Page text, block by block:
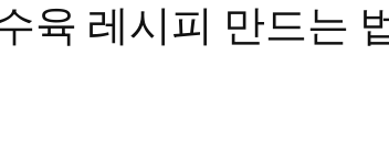
육 레시피 만드는